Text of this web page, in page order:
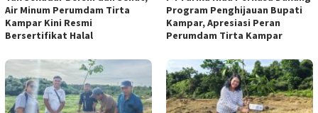
Air Minum Perumdam Tirta
Kampar Kini Resmi
Bersertifikat Halal
Program Penghijauan Bupati
Kampar, Apresiasi Peran
Perumdam Tirta Kampar